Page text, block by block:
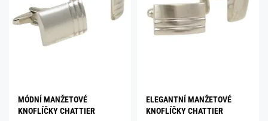
MÓDNÍ MANŽETOVÉ
KNOFLÍČKY CHATTIER
ELEGANTNÍ MANŽETOVÉ
KNOFLÍČKY CHATTIER